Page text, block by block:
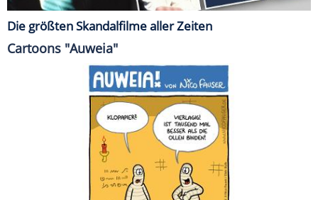
Die größten Skandalfilme aller Zeiten
Cartoons "Auweia"